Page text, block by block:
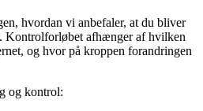
hvordan vi anbefaler, at du bliver
Kontrolforløbet afhænger af hvilken
og hvor på kroppen forandringen
og kontrol: